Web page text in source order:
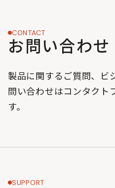
CONTACT
お問い合わせ
製品に関するご質問、ビ
問い合わせはコンタクト
す。
SUPPORT